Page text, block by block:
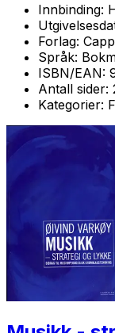
Innbinding:
Forlag:
Språk:
ISBN/EAN:
Antall sider:
Kategorier: